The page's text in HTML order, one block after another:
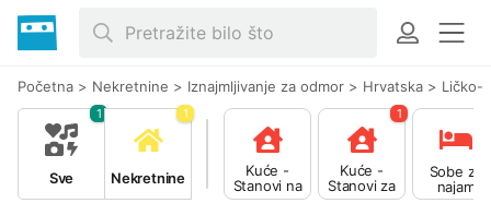
Početna > Nekretnine > Iznajmljivanje za odmor > Hrvatska > Ličko-
Sve
1
Nekretnine
1
Kuće -
Stanovi na
prodaju
Kuće -
Stanovi za
najam
1
Sobe za
najam